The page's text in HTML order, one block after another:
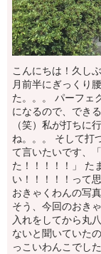
こんにちは！久し
月前半にぎっくり
た。。。 パーフェ
になるので、でき
（笑）私が打ちに
ね。。。 そして打
て言いたいです、
た！！！！！」 た
い！！！！！って
おきゃくわんの写
そう、今回のおき
入れをしてから丸
ないと聞いていた
っこいわんこでし